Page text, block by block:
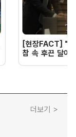
[현장FACT] "한
참 속 후끈 달아
더보기 >